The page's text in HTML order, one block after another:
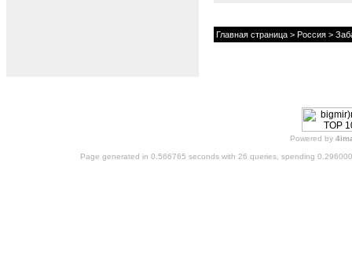
Главная страница > Россия >
Powered by
Page generated in 0.566765 seconds with 26 queries, spending